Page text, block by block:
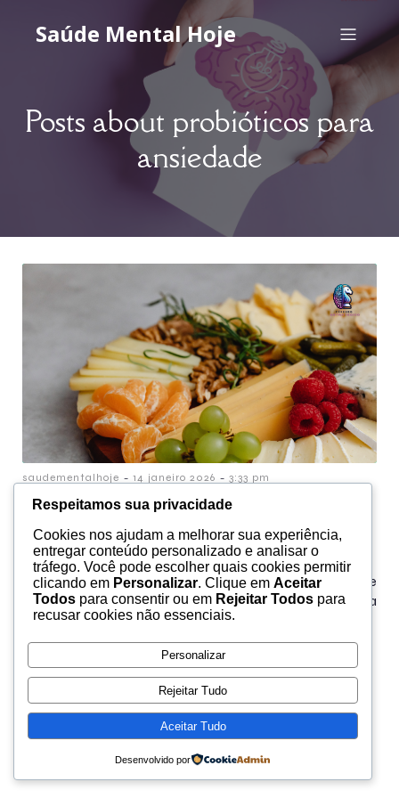
Saúde Mental Hoje
Posts about probióticos para
ansiedade
saudementalhoje - 14 janeiro 2026 - 3:33 pm
Alimentos que Ajudam na
Ansiedade
Ansiedade e comida: por que o que você come pode
“acelerar” ou “acalmar” Ansiedade não é só uma
emoção; é uma resposta do corpo inteiro.[…]
© 2026 Saúde Mental Hoje. Created with
Respeitamos sua privacidade
Cookies nos ajudam a melhorar sua experiência,
entregar conteúdo personalizado e analisar o
tráfego. Você pode escolher quais cookies permitir
clicando em Personalizar. Clique em Aceitar
Todos para consentir ou em Rejeitar Todos para
recusar cookies não essenciais.
Personalizar
Rejeitar Tudo
Aceitar Tudo
Desenvolvido por